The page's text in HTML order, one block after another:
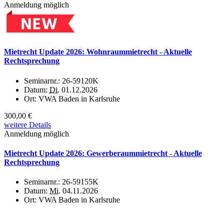
Anmeldung möglich
Mietrecht Update 2026: Wohnraummietrecht - Aktuelle
Rechtsprechung
Seminarnr.: 26-59120K
Datum: Di. 01.12.2026
Ort: VWA Baden in Karlsruhe
300,00 €
weitere Details
Anmeldung möglich
Mietrecht Update 2026: Gewerberaummietrecht - Aktuelle
Rechtsprechung
Seminarnr.: 26-59155K
Datum: Mi. 04.11.2026
Ort: VWA Baden in Karlsruhe